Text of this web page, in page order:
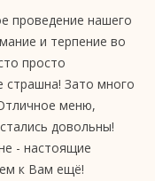
проведение нашего
и терпение во
просто
страшна! Зато много
меню,
довольны!
- настоящие
к Вам ещё!